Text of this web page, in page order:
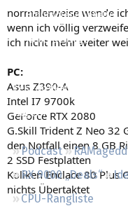
Empfohlene Inhalte
Neue Beiträge
Leserartikel
Regeln
Podcast
RX 9000 „Deals“
CPU-Rangliste
normalerweise wende
wenn ich völlig
ich nicht mehr weiter
PC:
Asus Z390-A
Intel I7 9700k
GeForce RTX 2080
G.Skill Trident Z Neo 32
den Notfall einen 8 GB
2 SSD Festplatten
Koliken Enclace 80 Plus
nichts Übertaktet